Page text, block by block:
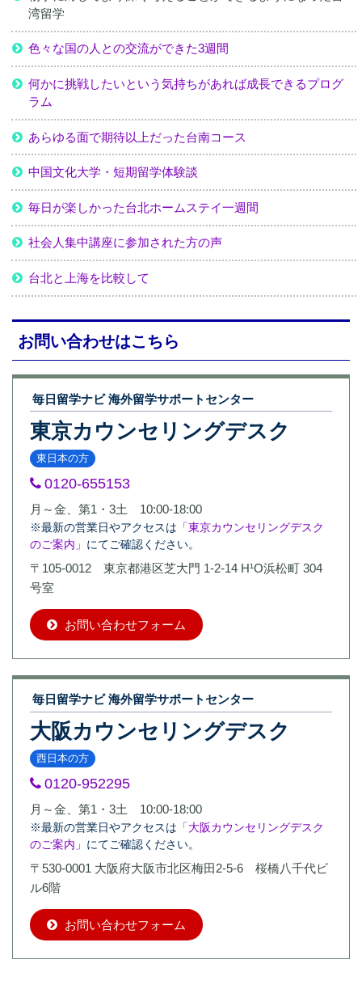
湾留学
色々な国の人との交流ができた3週間
何かに挑戦したいという気持ちがあれば成長できるプログ
ラム
あらゆる面で期待以上だった台南コース
中国文化大学・短期留学体験談
毎日が楽しかった台北ホームステイ一週間
社会人集中講座に参加された方の声
台北と上海を比較して
お問い合わせはこちら
毎日留学ナビ 海外留学サポートセンター
東京カウンセリングデスク
東日本の方
0120-655153
月～金、第1・3土 10:00-18:00
※最新の営業日やアクセスは 「東京カウンセリングデスク
のご案内」 にてご確認ください。
〒105-0012 東京都港区芝大門 1-2-14 H¹O浜松町 304
号室
お問い合わせフォーム
毎日留学ナビ 海外留学サポートセンター
大阪カウンセリングデスク
西日本の方
0120-952295
月～金、第1・3土 10:00-18:00
※最新の営業日やアクセスは 「大阪カウンセリングデスク
のご案内」 にてご確認ください。
〒530-0001 大阪府大阪市北区梅田2-5-6 桜橋八千代ビ
ル6階
お問い合わせフォーム